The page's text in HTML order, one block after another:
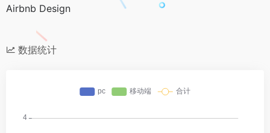
Airbnb Design
数据统计